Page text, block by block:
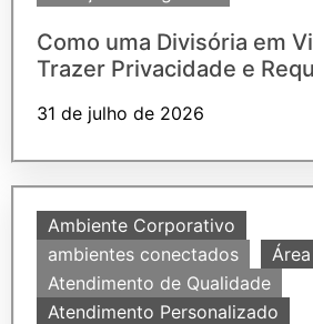
Como uma Divisória em
Trazer Privacidade e
31 de julho de 2026
Ambiente Corporativo
ambientes conectados
Atendimento de Qualidade
Atendimento Personalizado